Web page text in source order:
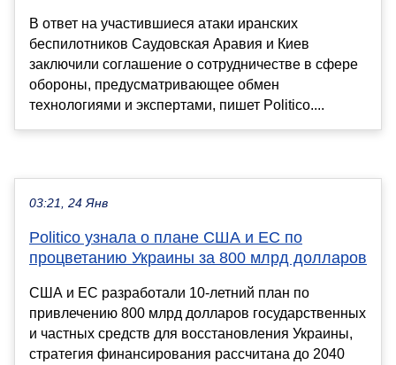
В ответ на участившиеся атаки иранских
беспилотников Саудовская Аравия и Киев
заключили соглашение о сотрудничестве в сфере
обороны, предусматривающее обмен
технологиями и экспертами, пишет Politico....
03:21, 24 Янв
Politico узнала о плане США и ЕС по
процветанию Украины за 800 млрд долларов
CША и ЕС разработали 10-летний план по
привлечению 800 млрд долларов государственных
и частных средств для восстановления Украины,
стратегия финансирования рассчитана до 2040